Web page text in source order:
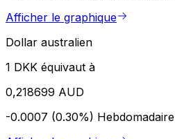
Afficher le graphique
Dollar australien
1 DKK équivaut à
0,218699 AUD
-0.0007 (0.30%) Hebdomadaire